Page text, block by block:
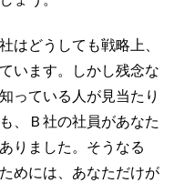
はどうしても戦略上、
います。しかし残念な
っている人が見当たり
、Ｂ社の社員があなた
りました。そうなる
めには、あなただけが